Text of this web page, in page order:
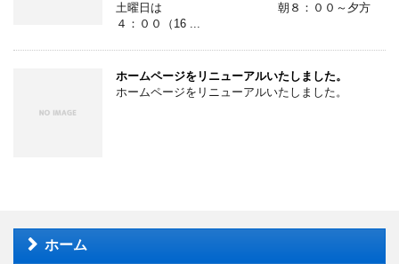
土曜日は 朝８：００～夕方
４：００（16 ...
ホームページをリニューアルいたしました。
ホームページをリニューアルいたしました。
ホーム